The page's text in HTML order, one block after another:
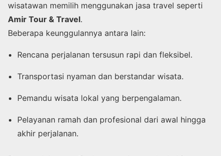
wisatawan memilih menggunakan jasa travel seperti
Amir Tour & Travel.
Beberapa keunggulannya antara lain:
Rencana perjalanan tersusun rapi dan fleksibel.
Transportasi nyaman dan berstandar wisata.
Pemandu wisata lokal yang berpengalaman.
Pelayanan ramah dan profesional dari awal hingga
akhir perjalanan.